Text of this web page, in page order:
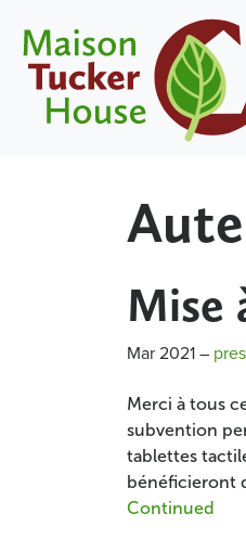
Mise
Mar 2021–
Merci à tous
subvention
tablettes
bénéficieront
Continued